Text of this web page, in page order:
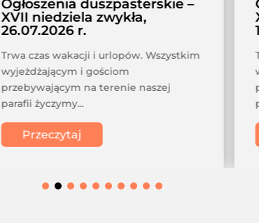
Ogłoszenia duszpasterskie –
XVII niedziela zwykła,
26.07.2026 r.
Trwa czas wakacji i urlopów. Wszystkim
wyjeżdżającym i gościom
przebywającym na terenie naszej
parafii życzymy...
Przeczytaj